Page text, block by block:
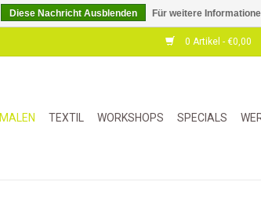
0 Artikel - €0,00
MALEN TEXTIL WORKSHOPS SPECIALS
Diese Nachricht Ausblenden Für weitere